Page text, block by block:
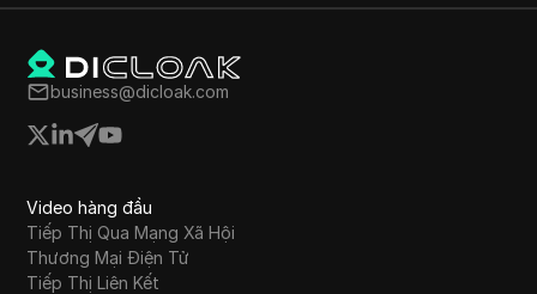
business@dicloak.com
Video hàng đầu
Tiếp Thị Qua Mạng Xã Hội
Thương Mại Điện Tử
Tiếp Thị Liên Kết